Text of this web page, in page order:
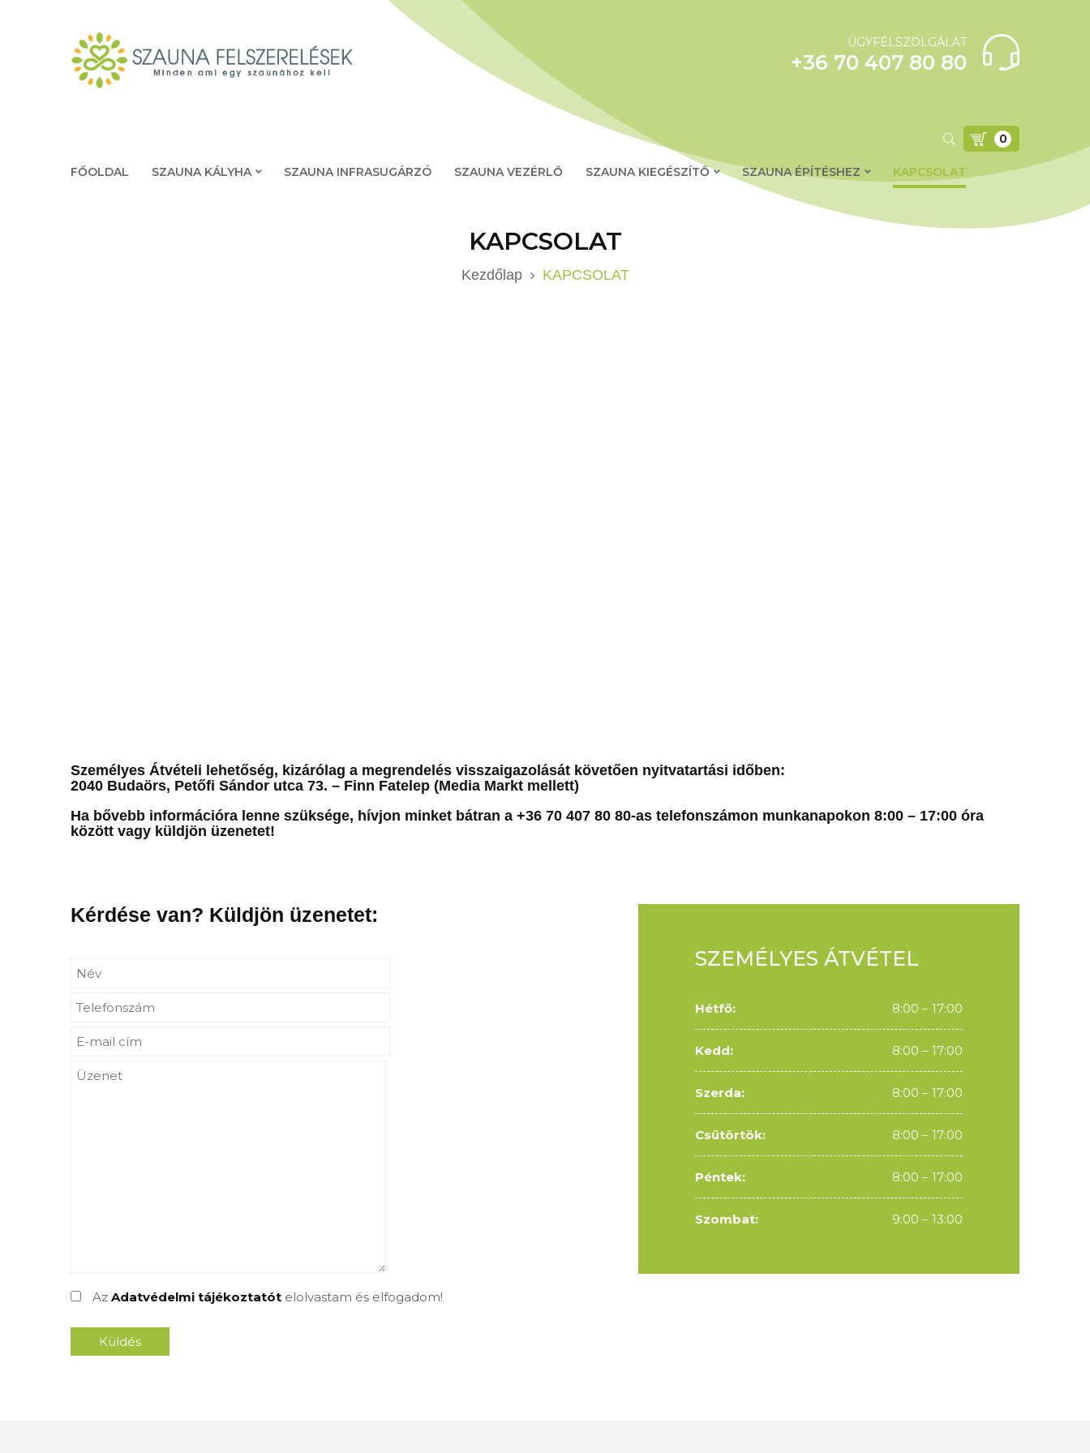
ÜGYFÉLSZOLGÁLAT
+36 70 407 80 80
0
FŐOLDAL SZAUNA KÁLYHA SZAUNA INFRASUGÁRZÓ SZAUNA VEZÉRLŐ SZAUNA KIEGÉSZÍTŐ SZAUNA ÉPÍTÉSHEZ KAPCSOLAT
KAPCSOLAT
Kezdőlap KAPCSOLAT
Személyes Átvételi lehetőség, kizárólag a megrendelés visszaigazolását követően nyitvatartási időben:
2040 Budaörs, Petőfi Sándor utca 73. – Finn Fatelep (Media Markt mellett)
Ha bővebb információra lenne szüksége, hívjon minket bátran a +36 70 407 80 80-as telefonszámon munkanapokon 8:00 – 17:00 óra
között vagy küldjön üzenetet!
Kérdése van? Küldjön üzenetet:
Az Adatvédelmi tájékoztatót elolvastam és elfogadom!
SZEMÉLYES ÁTVÉTEL
Hétfő: 8:00 – 17:00
Kedd: 8:00 – 17:00
Szerda: 8:00 – 17:00
Csütörtök: 8:00 – 17:00
Péntek: 8:00 – 17:00
Szombat: 9:00 – 13:00